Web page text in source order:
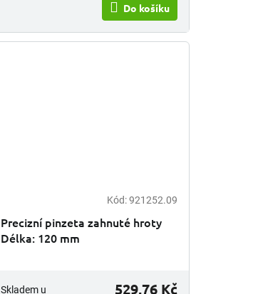
Do košíku
Kód:921252.09
Precizní pinzeta zahnuté hroty
Délka: 120 mm
Skladem u
529,76 Kč